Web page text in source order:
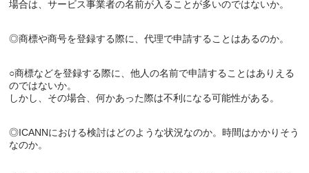
○商標などを登録する際に、他人の名前で申請することはありえる
のではないか。
◎ICANNにおける検討はどのような状況なのか。時間はかかりそう